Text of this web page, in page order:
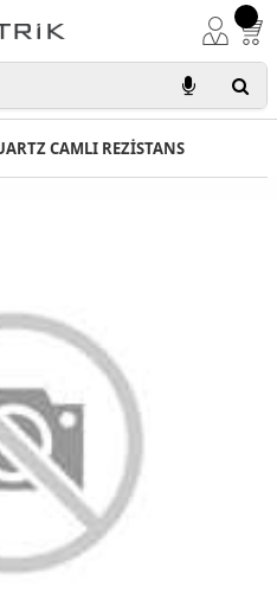
CAMLI REZİSTANS